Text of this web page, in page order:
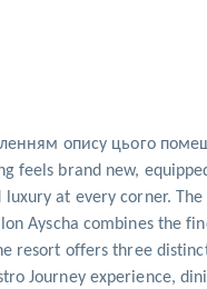
опису цього
feels brand new,
at every corner.
Ayscha combines the
resort offers three
Journey experience,